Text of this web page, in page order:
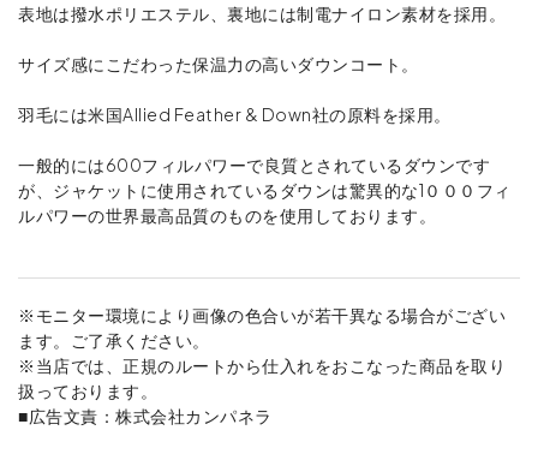
表地は撥水ポリエステル、裏地には制電ナイロン素材を採用。
サイズ感にこだわった保温力の高いダウンコート。
羽毛には米国Allied Feather & Down社の原料を採用。
一般的には600フィルパワーで良質とされているダウンです
が、ジャケットに使用されているダウンは驚異的な1０００フィ
ルパワーの世界最高品質のものを使用しております。
※モニター環境により画像の色合いが若干異なる場合がござい
ます。ご了承ください。
※当店では、正規のルートから仕入れをおこなった商品を取り
扱っております。
■広告文責：株式会社カンパネラ